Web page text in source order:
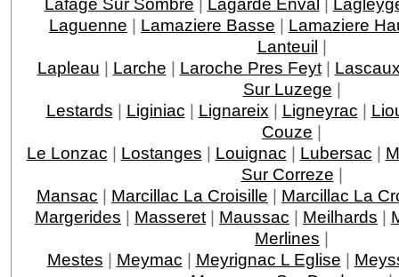
Laguenne | Lamaziere Basse | Lamaziere
Lanteuil |
Lapleau | Larche | Laroche Pres Feyt|
Sur Luzege |
Lestards | Liginiac | Lignareix | Ligneyrac |
Couze |
Le Lonzac | Lostanges | Louignac | Lubersac |
Sur Correze |
Mansac | Marcillac La Croisille | Marcillac La
Margerides | Masseret | Maussac | Meilhards |
Merlines |
Mestes | Meymac | Meyrignac L Eglise |